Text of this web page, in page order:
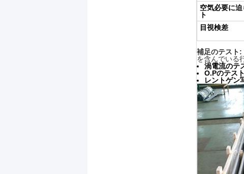
空気必要に
ト
目視検差
補足のテスト:
を含んでいる
渦電流のテ
O.Pのテスト
レントゲン